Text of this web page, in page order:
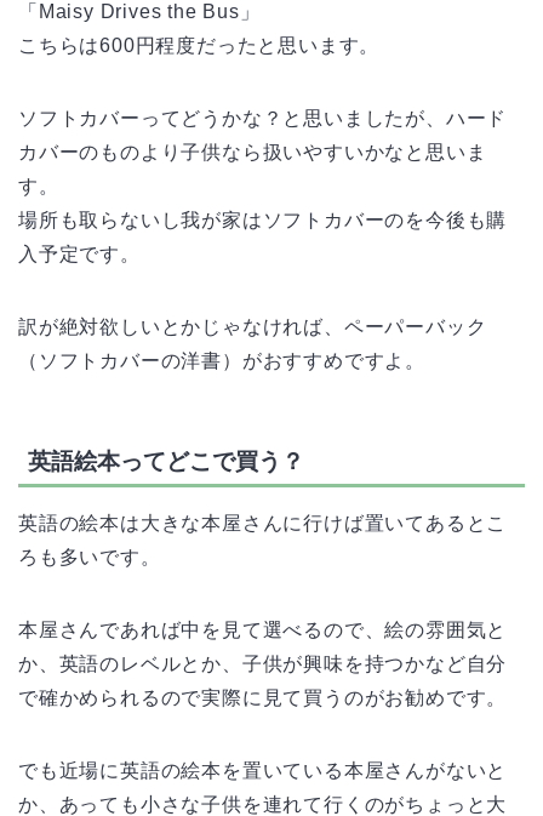
「Maisy Drives the Bus」
こちらは600円程度だったと思います。
ソフトカバーってどうかな？と思いましたが、ハード
カバーのものより子供なら扱いやすいかなと思いま
す。
場所も取らないし我が家はソフトカバーのを今後も購
入予定です。
訳が絶対欲しいとかじゃなければ、ペーパーバック
（ソフトカバーの洋書）がおすすめですよ。
英語絵本ってどこで買う？
英語の絵本は大きな本屋さんに行けば置いてあるとこ
ろも多いです。
本屋さんであれば中を見て選べるので、絵の雰囲気と
か、英語のレベルとか、子供が興味を持つかなど自分
で確かめられるので実際に見て買うのがお勧めです。
でも近場に英語の絵本を置いている本屋さんがないと
か、あっても小さな子供を連れて行くのがちょっと大